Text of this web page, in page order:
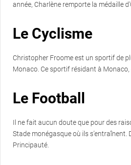
année, Charlène remporte la médaille
Le Cyclisme
Christopher Froome est un sportif de
Monaco. Ce sportif résidant à Monaco,
Le Football
Il ne fait aucun doute que pour des
Stade monégasque où ils s’entraînent.
Principauté.